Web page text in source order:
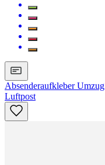
Absenderaufkleber Umzug
Luftpost